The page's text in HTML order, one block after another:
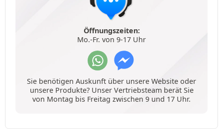
Öffnungszeiten:
Mo.-Fr. von 9-17 Uhr
Sie benötigen Auskunft über unsere Website oder
unsere Produkte? Unser Vertriebsteam berät Sie
von Montag bis Freitag zwischen 9 und 17 Uhr.